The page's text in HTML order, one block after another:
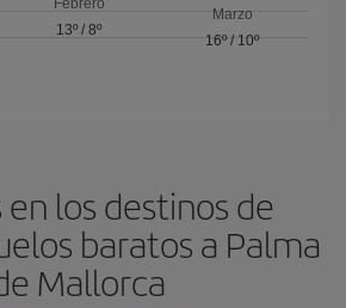
Febrero
13º / 8º
Marzo
16º/ 10º
los destinos de
baratos a Palma
Mallorca